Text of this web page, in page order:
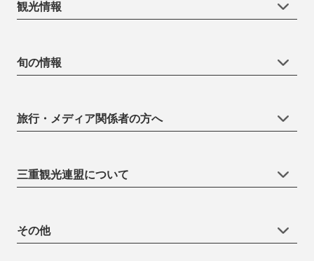
観光情報
旬の情報
旅行・メディア関係者の方へ
三重観光連盟について
その他